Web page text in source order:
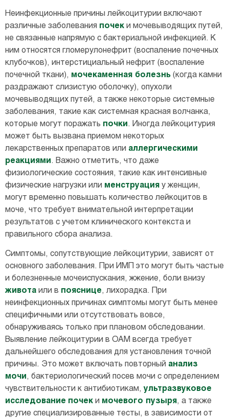
Неинфекционные причины лейкоцитурии включают
различные заболевания почек и мочевыводящих путей,
не связанные напрямую с бактериальной инфекцией. К
ним относятся гломерулонефрит (воспаление почечных
клубочков), интерстициальный нефрит (воспаление
почечной ткани), мочекаменная болезнь (когда камни
раздражают слизистую оболочку), опухоли
мочевыводящих путей, а также некоторые системные
заболевания, такие как системная красная волчанка,
которые могут поражать почки . Иногда лейкоцитурия
может быть вызвана приемом некоторых
лекарственных препаратов или аллергическими
реакциями . Важно отметить, что даже
физиологические состояния, такие как интенсивные
физические нагрузки или менструация у женщин,
могут временно повышать количество лейкоцитов в
моче, что требует внимательной интерпретации
результатов с учетом клинического контекста и
правильного сбора анализа.
Симптомы, сопутствующие лейкоцитурии, зависят от
основного заболевания. При ИМП это могут быть частые
и болезненные мочеиспускания, жжение, боли внизу
живота или в пояснице, лихорадка. При
неинфекционных причинах симптомы могут быть менее
специфичными или отсутствовать вовсе,
обнаруживаясь только при плановом обследовании.
Выявление лейкоцитурии в ОАМ всегда требует
дальнейшего обследования для установления точной
причины. Это может включать повторный анализ
мочи, бактериологический посев мочи с определением
чувствительности к антибиотикам,ультразвуковое
исследование почек и мочевого пузыря, а также
другие специализированные тесты, в зависимости от